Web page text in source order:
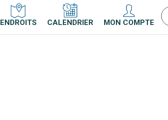
ENDROITS CALENDRIER MON COMPTE